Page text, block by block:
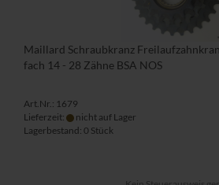
Maillard Schraubkranz
fach 14 - 28 Zähne BSA NOS
Art.Nr.: 1679
Lieferzeit:
nicht auf Lager
Lagerbestand: 0 Stück